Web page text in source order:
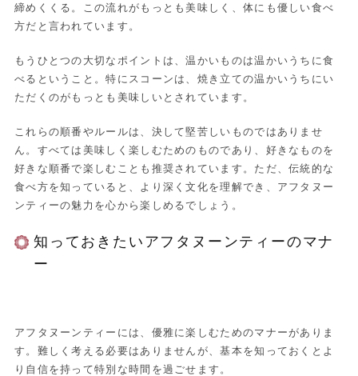
締めくくる。この流れがもっとも美味しく、体にも優しい食べ
方だと言われています。
もうひとつの大切なポイントは、温かいものは温かいうちに食
べるということ。特にスコーンは、焼き立ての温かいうちにい
ただくのがもっとも美味しいとされています。
これらの順番やルールは、決して堅苦しいものではありませ
ん。すべては美味しく楽しむためのものであり、好きなものを
好きな順番で楽しむことも推奨されています。ただ、伝統的な
食べ方を知っていると、より深く文化を理解でき、アフタヌー
ンティーの魅力を心から楽しめるでしょう。
知っておきたいアフタヌーンティーのマナ
ー
アフタヌーンティーには、優雅に楽しむためのマナーがありま
す。難しく考える必要はありませんが、基本を知っておくとよ
り自信を持って特別な時間を過ごせます。